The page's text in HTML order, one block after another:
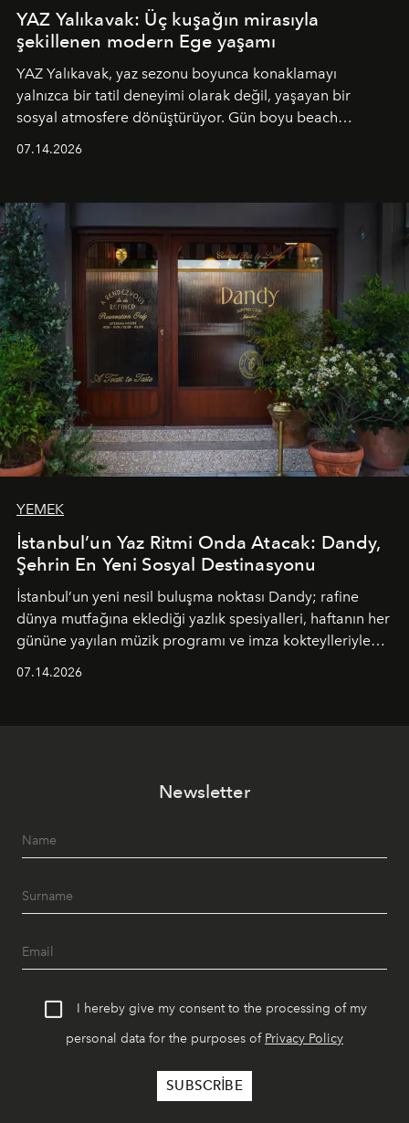
YAZ Yalıkavak: Üç kuşağın mirasıyla
şekillenen modern Ege yaşamı
YAZ Yalıkavak, yaz sezonu boyunca konaklamayı
yalnızca bir tatil deneyimi olarak değil, yaşayan bir
sosyal atmosfere dönüştürüyor. Gün boyu beach
tematik gastronomi geceleri misafirlerle buluşuyor.
Paylaşıma, lezzete ve müziğe odaklanan bu özel
akşamlar, YAZ’ın sade lüks anlayışını gün batımından
geceye taşıyarak her hafta farklı bir deneyim sunuyor.
07.14.2026
YEMEK
İstanbul’un Yaz Ritmi Onda Atacak: Dandy,
Şehrin En Yeni Sosyal Destinasyonu
İstanbul’un yeni nesil buluşma noktası Dandy; rafine
dünya mutfağına eklediği yazlık spesiyalleri, haftanın her
gününe yayılan müzik programı ve imza kokteylleriyle
07.14.2026
Newsletter
I hereby give my consent to the processing of my
personal data for the purposes of Privacy Policy